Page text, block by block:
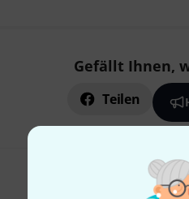
Gefällt Ihnen,
Teilen